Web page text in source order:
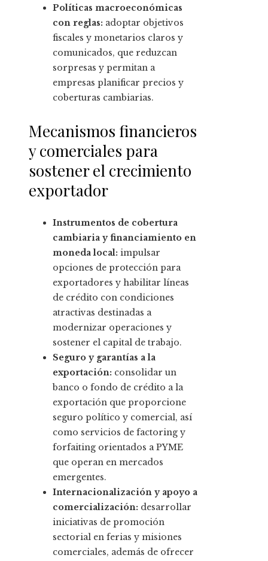
Políticas macroeconómicas
con reglas: adoptar objetivos
fiscales y monetarios claros y
comunicados, que reduzcan
sorpresas y permitan a
empresas planificar precios y
coberturas cambiarias.
Mecanismos financieros
y comerciales para
sostener el crecimiento
exportador
Instrumentos de cobertura
cambiaria y financiamiento en
moneda local: impulsar
opciones de protección para
exportadores y habilitar líneas
de crédito con condiciones
atractivas destinadas a
modernizar operaciones y
sostener el capital de trabajo.
Seguro y garantías a la
exportación: consolidar un
banco o fondo de crédito a la
exportación que proporcione
seguro político y comercial, así
como servicios de factoring y
forfaiting orientados a PYME
que operan en mercados
emergentes.
Internacionalización y apoyo a
comercialización: desarrollar
iniciativas de promoción
sectorial en ferias y misiones
comerciales, además de ofrecer